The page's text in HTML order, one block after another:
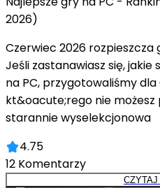
2026)
Czerwiec 2026 rozpieszcza
Jeśli zastanawiasz się,
na PC, przygotowaliśmy
kt&oacute;rego nie
starannie wyselekcjonowa
4.75
12 Komentarzy